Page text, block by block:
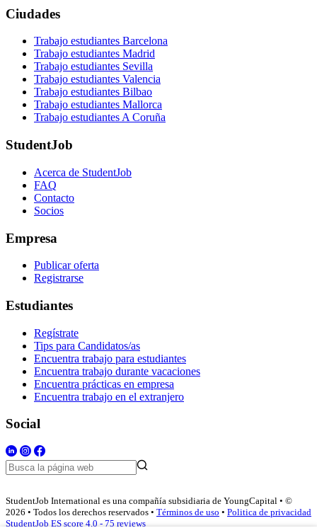
Ciudades
Trabajo estudiantes Barcelona
Trabajo estudiantes Madrid
Trabajo estudiantes Sevilla
Trabajo estudiantes Valencia
Trabajo estudiantes Bilbao
Trabajo estudiantes Mallorca
Trabajo estudiantes A Coruña
StudentJob
Acerca de StudentJob
FAQ
Contacto
Socios
Empresa
Publicar oferta
Registrarse
Estudiantes
Regístrate
Tips para Candidatos/as
Encuentra trabajo para estudiantes
Encuentra trabajo durante vacaciones
Encuentra prácticas en empresa
Encuentra trabajo en el extranjero
Social
StudentJob International es una compañía subsidiaria de YoungCapital • ©
2026 • Todos los derechos reservados • Términos de uso • Politica de privacidad
StudentJob ES score 4.0 - 75 reviews